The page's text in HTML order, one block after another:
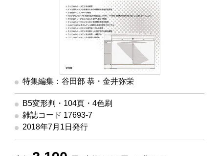
特集編集：谷田部 恭・金井弥栄
B5変形判・104頁・4色刷
雑誌コード 17693-7
2018年7月1日発行